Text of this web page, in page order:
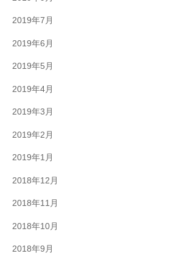
2019年7月
2019年6月
2019年5月
2019年4月
2019年3月
2019年2月
2019年1月
2018年12月
2018年11月
2018年10月
2018年9月